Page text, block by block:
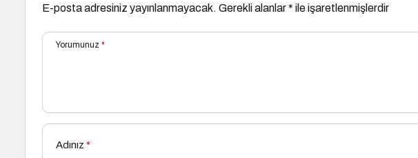
E-posta adresiniz yayınlanmayacak. Gerekli alanlar* ile işaretlenmişlerdir
Yorumunuz *
Adınız *